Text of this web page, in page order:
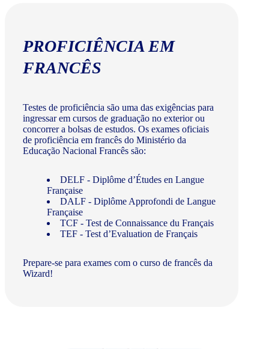
PROFICIÊNCIA EM
FRANCÊS
Testes de proficiência são uma das exigências para
ingressar em cursos de graduação no exterior ou
concorrer a bolsas de estudos. Os exames oficiais
de proficiência em francês do Ministério da
Educação Nacional Francês são:
DELF - Diplôme d’Études en Langue
Française
DALF - Diplôme Approfondi de Langue
Française
TCF - Test de Connaissance du Français
TEF - Test d’Evaluation de Français
Prepare-se para exames com o curso de francês da
Wizard!